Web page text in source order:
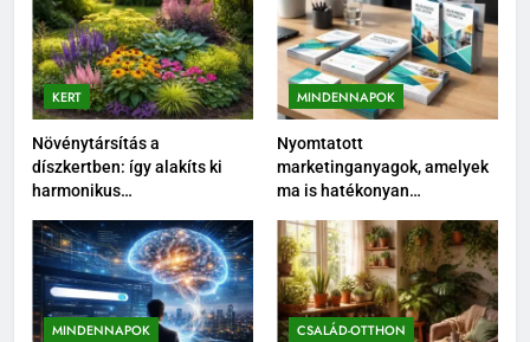
KERT
Növénytársítás a
díszkertben: így alakíts ki
harmonikus
MINDENNAPOK
Nyomtatott
marketinganyagok, amelyek
ma is hatékonyan
MINDENNAPOK CSALÁD-OTTHON